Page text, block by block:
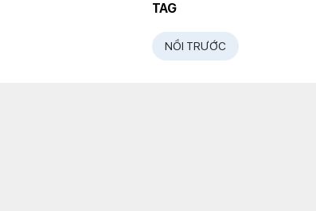
TAG
NỒI TRƯỚC